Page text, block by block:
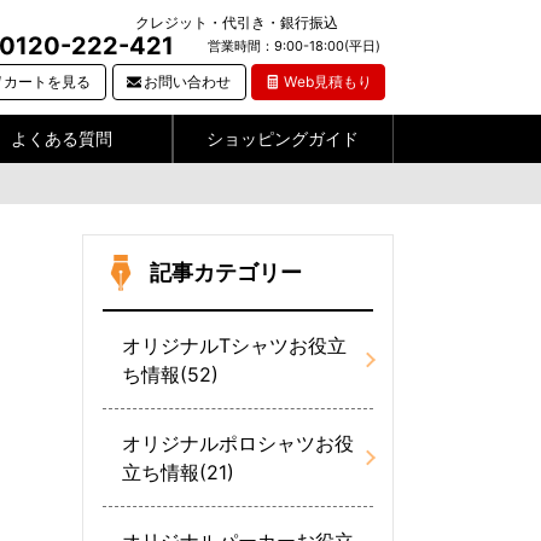
クレジット・代引き・銀行振込
0120-222-421 営業時間：9:00-18:00(平日)
カートを見る お問い合わせ Web見積もり
よくある質問 ショッピングガイド
記事カテゴリー
オリジナルTシャツお役立
ち情報(52)
オリジナルポロシャツお役
立ち情報(21)